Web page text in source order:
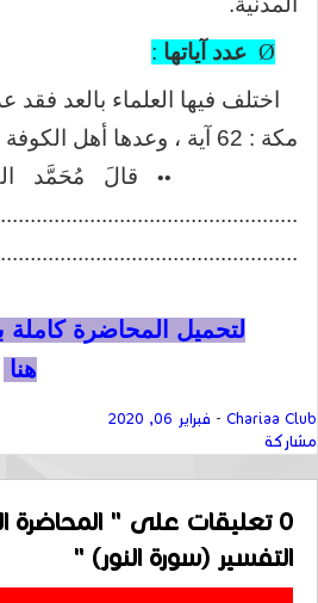
Ø عدد آياتها :
اختلف فيها العلماء بالعد فقد
مكة : 62 آية ، وعدها أهل الكوفة : 64 آية .
••
قالَ مُحَمَّد
لتحميل المحاضرة كاملة
هنا
Chariaa Club
- فبراير 06, 2020
مشاركة
0 تعليقات على " المحاضرة
التفسير (سورة النور) "